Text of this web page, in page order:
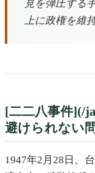
見を弾圧する
上に政権を維
[二二八事件](/
避けられない
1947年2月28日、